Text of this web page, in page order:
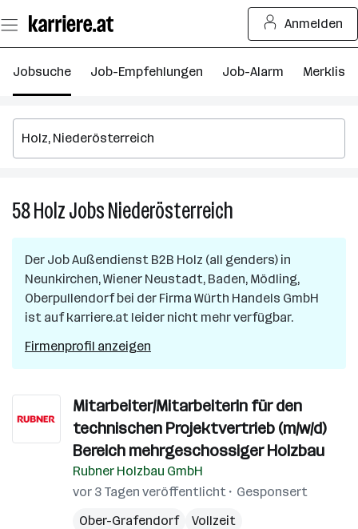
Seiteninhalt
springen
Anmelden
Jobsuche Job-Empfehlungen Job-Alarm Merkliste
58HolzJobsNiederösterreich
in
Niederösterreich
Der JobAußendienst B2B Holz (all genders) in
Neunkirchen, Wiener Neustadt, Baden, Mödling,
Oberpullendorfbei der Firma Würth Handels GmbH
ist auf karriere.at leider nicht mehr verfügbar.
Firmenprofil anzeigen
Mitarbeiter/Mitarbeiterin für den
technischen Projektvertrieb (m/w/d)
Bereich mehrgeschossiger Holzbau
Rubner Holzbau GmbH
vor 3 Tagen veröffentlicht
Gesponsert
Ober-Grafendorf
Vollzeit